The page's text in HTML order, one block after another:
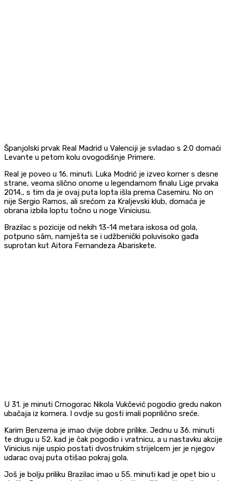
Španjolski prvak Real Madrid u Valenciji je svladao s 2:0 domaći
Levante u petom kolu ovogodišnje Primere.
Real je poveo u 16. minuti. Luka Modrić je izveo korner s desne
strane, veoma slično onome u legendarnom finalu Lige prvaka
2014., s tim da je ovaj puta lopta išla prema Casemiru. No on
nije Sergio Ramos, ali srećom za Kraljevski klub, domaća je
obrana izbila loptu točno u noge Viniciusu.
Brazilac s pozicije od nekih 13-14 metara iskosa od gola,
potpuno sâm, namješta se i udžbenički poluvisoko gađa
suprotan kut Aitora Fernandeza Abariskete.
U 31. je minuti Crnogorac Nikola Vukčević pogodio gredu nakon
ubačaja iz kornera. I ovdje su gosti imali poprilično sreće.
Karim Benzema je imao dvije dobre prilike. Jednu u 36. minuti
te drugu u 52. kad je čak pogodio i vratnicu, a u nastavku akcije
Vinicius nije uspio postati dvostrukim strijelcem jer je njegov
udarac ovaj puta otišao pokraj gola.
Još je bolju priliku Brazilac imao u 55. minuti kad je opet bio u